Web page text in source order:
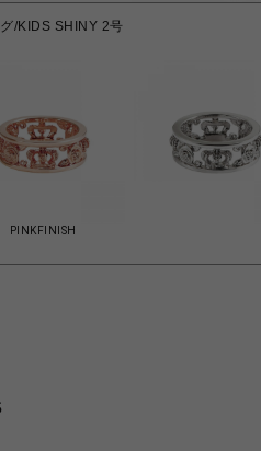
/KIDS SHINY 2号
PINKFINISH